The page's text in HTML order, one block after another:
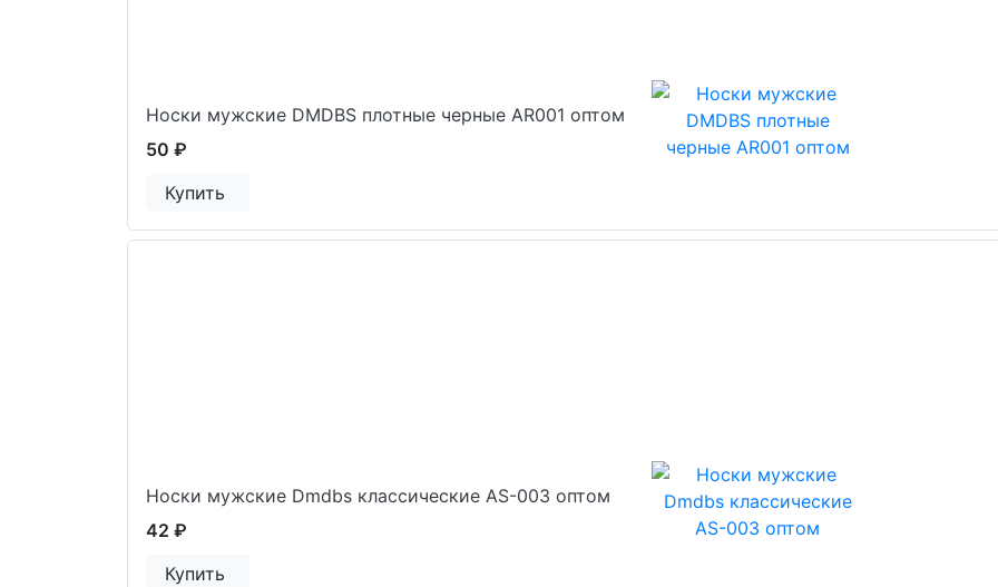
Носки мужские DMDBS плотные черные AR001 оптом
50 ₽
Купить
Носки мужские Dmdbs классические AS-003 оптом
42 ₽
Купить